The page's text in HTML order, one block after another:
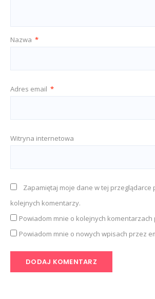
Nazwa *
Adres email *
Witryna internetowa
Zapamiętaj moje dane w tej przeglądarce
kolejnych komentarzy.
Powiadom mnie o kolejnych komentarzach
Powiadom mnie o nowych wpisach przez